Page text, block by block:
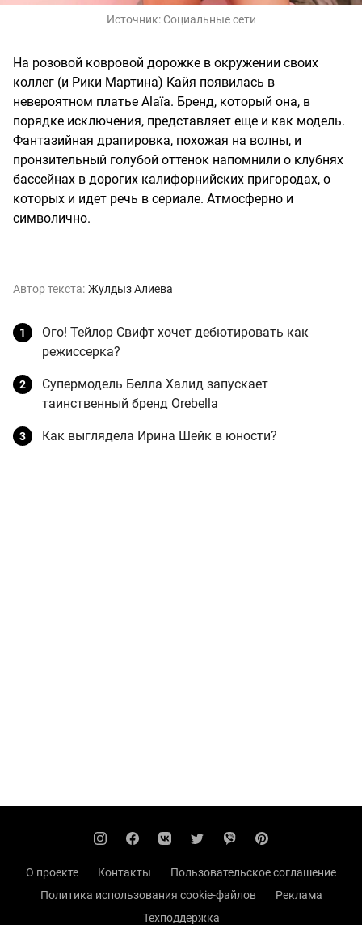
Источник: Социальные сети
На розовой ковровой дорожке в окружении своих
коллег (и Рики Мартина) Кайя появилась в
невероятном платье Alaïa. Бренд, который она, в
порядке исключения, представляет еще и как модель.
Фантазийная драпировка, похожая на волны, и
пронзительный голубой оттенок напомнили о клубнях
бассейнах в дорогих калифорнийских пригородах, о
которых и идет речь в сериале. Атмосферно и
символично.
Автор текста: Жулдыз Алиева
Ого! Тейлор Свифт хочет дебютировать как
режиссерка?
Супермодель Белла Халид запускает
таинственный бренд Orebella
Как выглядела Ирина Шейк в юности?
О проекте Контакты
Пользовательское соглашение
Политика использования cookie-файлов
Реклама
Техподдержка